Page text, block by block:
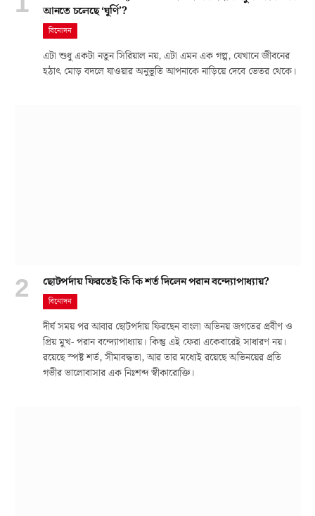
আনতে চলেছে ‘ঘূর্ণি’?
বিনোদন
এটা শুধু একটা নতুন সিরিয়াল নয়, এটা এমন এক গল্প, যেখানে জীবনের
হঠাৎ মোড় বদলে যাওয়ার অনুভূতি আপনাকে নাড়িয়ে দেবে ভেতর থেকে।
ছোটপর্দায় ফিরতেই কি কি শর্ত দিলেন পরান বন্দ্যোপাধ্যায়?
বিনোদন
দীর্ঘ সময় পর আবার ছোটপর্দায় ফিরছেন বাংলা অভিনয় জগতের প্রবীণ ও
প্রিয় মুখ- পরান বন্দ্যোপাধ্যায়। কিন্তু এই ফেরা একেবারেই সাধারণ নয়।
রয়েছে স্পষ্ট শর্ত, সীমাবদ্ধতা, আর তার মধ্যেই রয়েছে অভিনয়ের প্রতি
গভীর ভালোবাসার এক নিঃশব্দ স্বীকারোক্তি।